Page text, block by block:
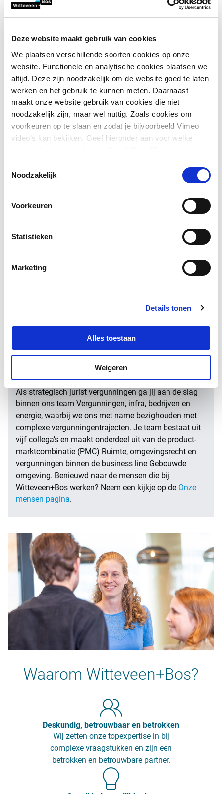
Deze website maakt gebruik van cookies
We plaatsen verschillende soorten cookies op onze
website. Functionele en analytische cookies plaatsen we
altijd. Deze zijn noodzakelijk om de website goed te laten
werken en het gebruik te kunnen meten. Daarnaast
maakt onze website gebruik van cookies die niet
noodzakelijk zijn, maar wel nuttig. Zoals cookies om
voorkeuren op te slaan en zodat je bijvoorbeeld Vimeo
video’s kan bekijken. Geef hieronder aan voor welke
cookies je toestemming geeft en klik op ‘Selectie
akkoord met het plaatsen van alle cookies.
Meer over
Noodzakelijk
Voorkeuren
Statistieken
Marketing
Details tonen
Alles toestaan
Weigeren
salaris passend bij je rol, kennis en ervaring
prettige informele werksfeer en betrokken
collega’s
diverse trainingen voor persoonlijke en
professionele ontwikkeling via onze
PLUSschool
je krijgt de ruimte om zelf te kiezen aan welke
projecten je werkt, waardoor je je kunt richten
op onderwerpen die bij je passen en waar je
Aan deze projecten werkt
Je team werkt aan projecten rond energietransitie,
infrastructuur, industrie en natuurbescherming. Je
draagt bij aan bijvoorbeeld duurzame energie,
van projecten waar je team zoal aan werkt:
Als strategisch jurist vergunningen ga jij aan de slag
binnen ons team Vergunningen, infra, bedrijven en
energie, waarbij we ons met name bezighouden met
complexe vergunningentrajecten. Je team bestaat uit
vijf collega’s en maakt onderdeel uit van de product-
marktcombinatie (PMC) Ruimte, omgevingsrecht en
vergunningen binnen de business line Gebouwde
omgeving. Benieuwd naar de mensen die bij
Witteveen+Bos werken? Neem een kijkje op de Onze
mensen pagina.
Waarom Witteveen+Bos?
Deskundig, betrouwbaar en betrokken
Wij zetten onze topexpertise in bij
complexe vraagstukken en zijn een
betrokken en betrouwbare partner.